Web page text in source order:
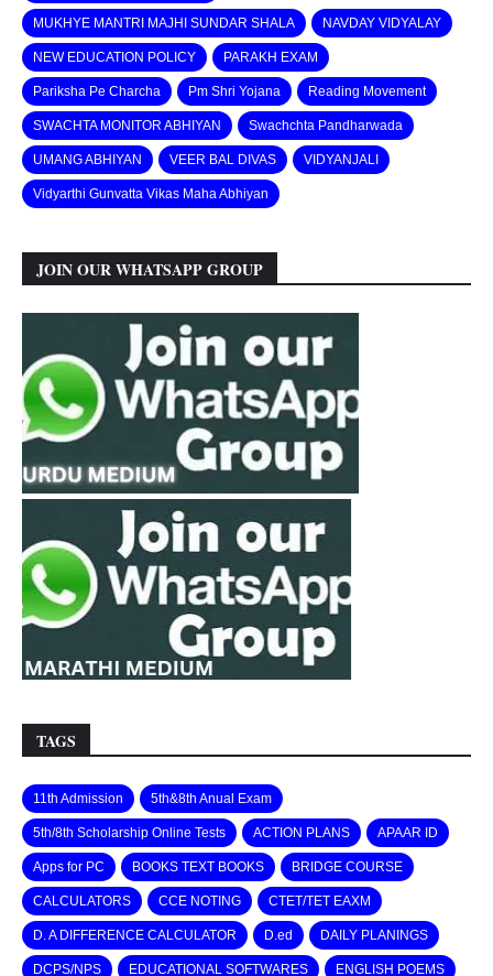
MUKHYE MANTRI MAJHI SUNDAR SHALA NAVDAY VIDYALAY
NEW EDUCATION POLICY PARAKH EXAM
Pariksha Pe Charcha Pm Shri Yojana Reading Movement
SWACHTA MONITOR ABHIYAN Swachchta Pandharwada
UMANG ABHIYAN VEER BAL DIVAS VIDYANJALI
Vidyarthi Gunvatta Vikas Maha Abhiyan
JOIN OUR WHATSAPP GROUP
TAGS
11th Admission 5th&8th Anual Exam
5th/8th Scholarship Online Tests ACTION PLANS APAAR ID
Apps for PC BOOKS TEXT BOOKS BRIDGE COURSE
CALCULATORS CCE NOTING CTET/TET EAXM
D. A DIFFERENCE CALCULATOR D.ed DAILY PLANINGS
DCPS/NPS EDUCATIONAL SOFTWARES ENGLISH POEMS